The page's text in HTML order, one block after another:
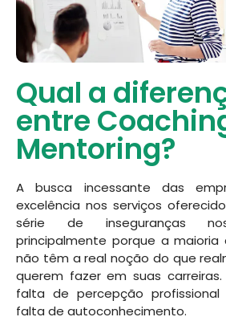
Qual a
entre
Mentoring?
A busca incessante das
excelência nos serviços
série de inseguranças
principalmente porque a maioria
não têm a real noção do que
querem fazer em suas
falta de percepção
falta de autoconhecimento.